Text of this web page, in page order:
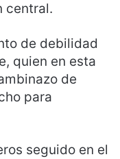
central.
de debilidad
quien en esta
de
para
seguido en el